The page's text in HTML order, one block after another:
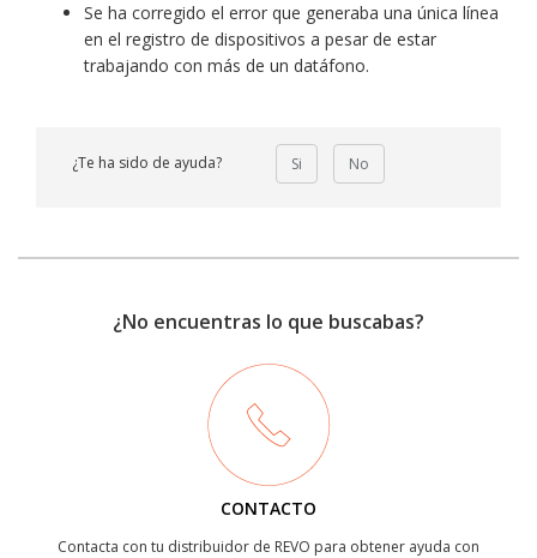
Se ha corregido el error que generaba una única línea
en el registro de dispositivos a pesar de estar
trabajando con más de un datáfono.
¿Te ha sido de ayuda? Si No
¿No encuentras lo que buscabas?
CONTACTO
Contacta con tu distribuidor de REVO para obtener ayuda con